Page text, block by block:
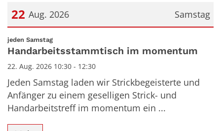
Samstag
22 Aug. 2026
Datum: 22. August 2026
jeden Samstag:
Handarbeitsstammtisch im momentum
22. Aug. 2026 10:30 - 12:30
Jeden Samstag laden wir Strickbegeisterte und
Anfänger zu einem geselligen Strick- und
Handarbeitstreff im momentum ein ...